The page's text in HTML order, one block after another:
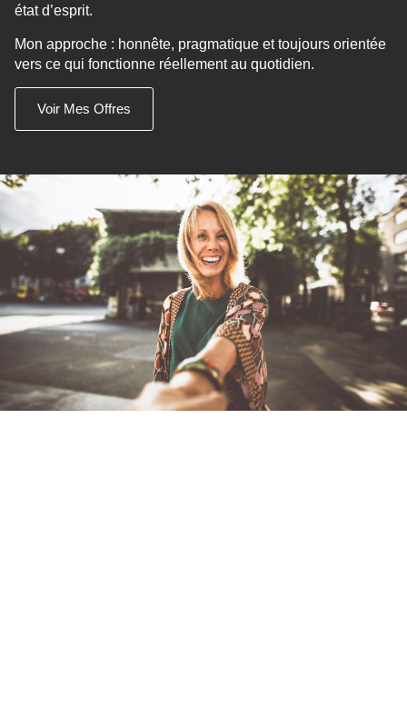
état d’esprit.
Mon approche : honnête, pragmatique et toujours orientée
vers ce qui fonctionne réellement au quotidien.
Voir Mes Offres